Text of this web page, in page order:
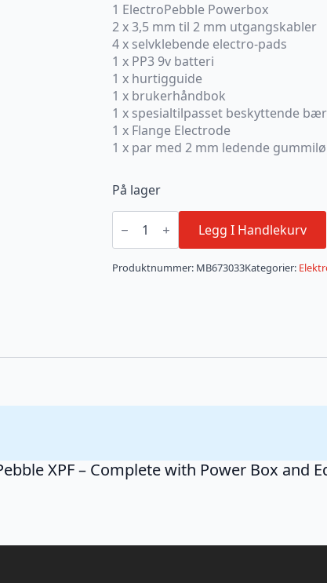
1 ElectroPebble Powerbox
2 x 3,5 mm til 2 mm utgangskabler
4 x selvklebende electro-pads
1 x PP3 9v batteri
1 x hurtigguide
1 x brukerhåndbok
1 x spesialtilpasset beskyttende
1 x Flange Electrode
1 x par med 2 mm ledende
På lager
E-
Stim
XPF
-
antall
Legg I Handlekurv
Produktnummer: MB673033Kategorier:
XPF – Complete with Power Box and